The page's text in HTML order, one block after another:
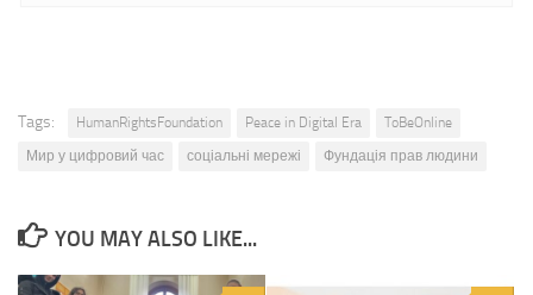
Tags: HumanRightsFoundation Peace in Digital Era
ToBeOnline
Мир у цифровий час
соціальні мережі Фундація прав людини
YOU MAY ALSO LIKE...